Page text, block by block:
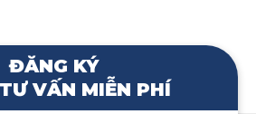
ĐĂNG KÝ
VẤN MIỄN PHÍ